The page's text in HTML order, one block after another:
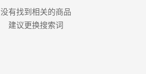
没有找到相关的商品
建议更换搜索词